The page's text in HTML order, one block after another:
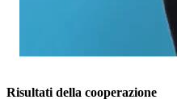
Risultati della cooperazione